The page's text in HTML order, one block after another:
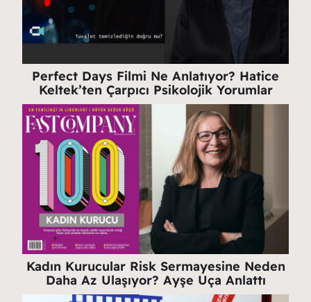
Perfect Days Filmi Ne Anlatıyor? Hatice
Keltek’ten Çarpıcı Psikolojik Yorumlar
Kadın Kurucular Risk Sermayesine Neden
Daha Az Ulaşıyor? Ayşe Uça Anlattı